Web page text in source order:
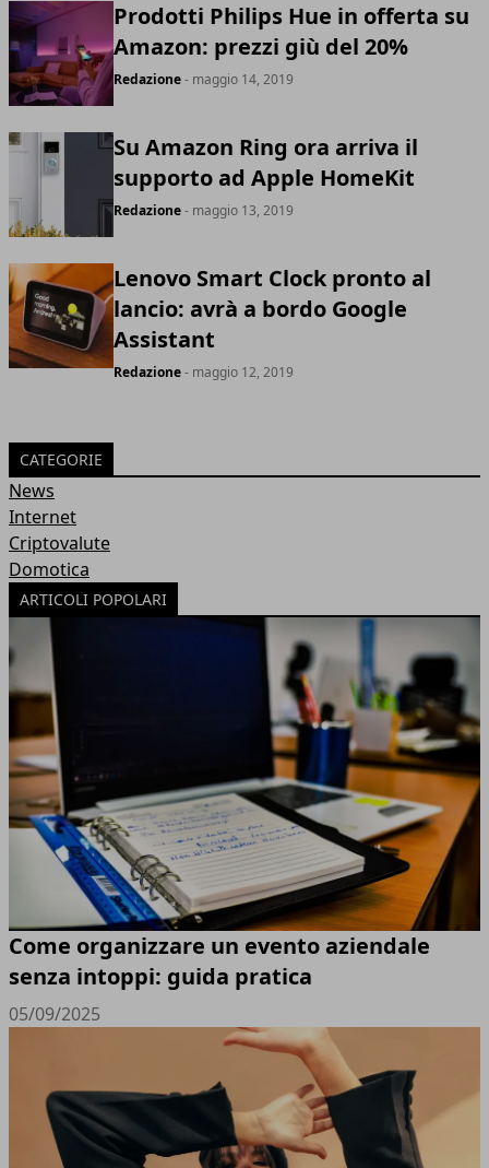
Prodotti Philips Hue in offerta su
Amazon: prezzi giù del 20%
Redazione- maggio 14, 2019
Su Amazon Ring ora arriva il
supporto ad Apple HomeKit
Redazione- maggio 13, 2019
Lenovo Smart Clock pronto al
lancio: avrà a bordo Google
Assistant
Redazione- maggio 12, 2019
CATEGORIE
News
Internet
Criptovalute
Domotica
ARTICOLI POPOLARI
Come organizzare un evento aziendale
senza intoppi: guida pratica
05/09/2025